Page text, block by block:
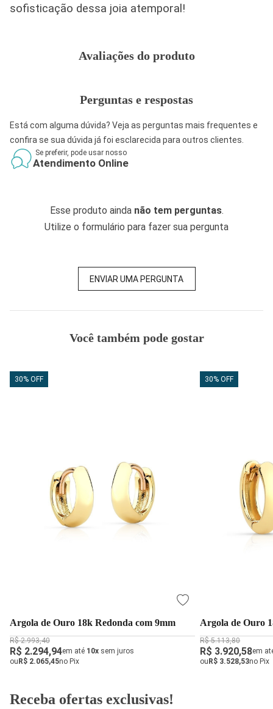
sofisticação dessa joia atemporal!
Avaliações do produto
Perguntas e respostas
Está com alguma dúvida? Veja as perguntas mais frequentes e
confira se sua dúvida já foi esclarecida para outros clientes.
Se preferir, pode usar nosso
Atendimento Online
Esse produto ainda não tem perguntas.
Utilize o formulário para fazer sua pergunta
ENVIAR UMA PERGUNTA
Você também pode gostar
30% OFF
Argola de Ouro 18k Redonda com 9mm
R$ 2.993,40
R$ 2.294,94em até 10x sem juros
ouR$ 2.065,45no Pix
30% OFF
Argola de Ouro
R$ 5.113,80
R$ 3.920,58em
ouR$ 3.528,53no Pix
Receba ofertas exclusivas!